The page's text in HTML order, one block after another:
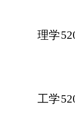
理学
工学